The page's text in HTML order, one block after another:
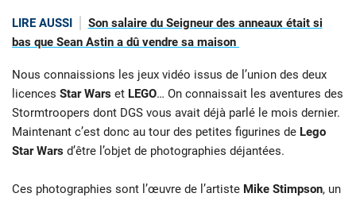
LIRE AUSSI
Son salaire du Seigneur des anneaux était si
bas que Sean Astin a dû vendre sa maison
Nous connaissions les jeux vidéo issus de l’union des deux
licences Star Wars et LEGO… On connaissait les aventures des
Stormtroopers dont DGS vous avait déjà parlé le mois dernier.
Maintenant c’est donc au tour des petites figurines de Lego
Star Wars d’être l’objet de photographies déjantées.
Ces photographies sont l’œuvre de l’artiste Mike Stimpson, un